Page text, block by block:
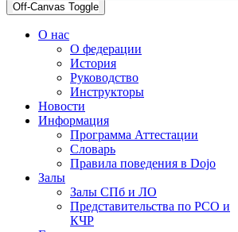
Off-Canvas Toggle
О нас
О федерации
История
Руководство
Инструкторы
Новости
Информация
Программа Аттестации
Словарь
Правила поведения в Dojo
Залы
Залы СПб и ЛО
Представительства по РСО и
КЧР